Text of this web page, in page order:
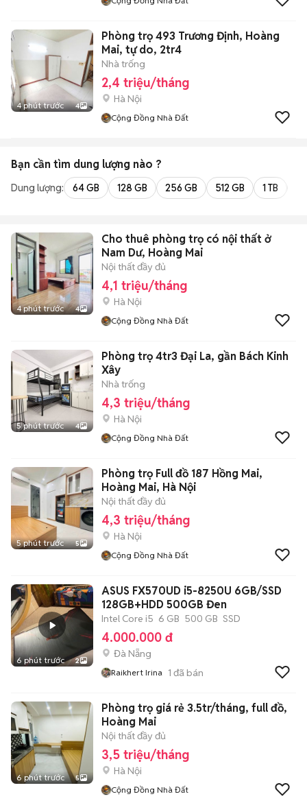
4 phút trước 4
Phòng trọ 493 Trương Định, Hoàng
Mai, tự do, 2tr4
Nhà trống
2,4 triệu/tháng
Hà Nội
Cộng Đồng Nhà Đất
Bạn cần tìm dung lượng nào ?
Dung lượng: 64 GB 128 GB 256 GB 512 GB 1 TB
4 phút trước 4
Cho thuê phòng trọ có nội thất ở
Nam Dư, Hoàng Mai
Nội thất đầy đủ
4,1 triệu/tháng
Hà Nội
Cộng Đồng Nhà Đất
5 phút trước 4
Phòng trọ 4tr3 Đại La, gần Bách Kinh
Xây
Nhà trống
4,3 triệu/tháng
Hà Nội
Cộng Đồng Nhà Đất
5 phút trước 5
Phòng trọ Full đồ 187 Hồng Mai,
Hoàng Mai, Hà Nội
Nội thất đầy đủ
4,3 triệu/tháng
Hà Nội
Cộng Đồng Nhà Đất
6 phút trước 2
ASUS FX570UD i5-8250U 6GB/SSD
128GB+HDD 500GB Đen
Intel Core i5 6 GB 500 GB SSD
4.000.000 đ
Đà Nẵng
Raikhert Irina 1 đã bán
6 phút trước 5
Phòng trọ giá rẻ 3.5tr/tháng, full đồ,
Hoàng Mai
Nội thất đầy đủ
3,5 triệu/tháng
Hà Nội
Cộng Đồng Nhà Đất